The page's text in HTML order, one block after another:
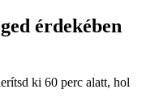
érdekében
ki 60 perc alatt, hol